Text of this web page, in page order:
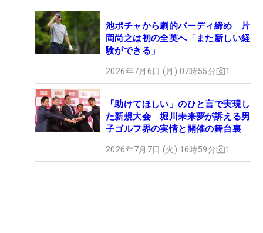
池ポチャから劇的バーディ締め 片
岡尚之は初の全英へ「また新しい経
験ができる」
2026年7月6日 (月) 07時55分 1
「助けてほしい」のひと言で実現し
た新規大会 堀川未来夢が訴える男
子ゴルフ界の実情と開催の舞台裏
2026年7月7日 (火) 16時59分 1